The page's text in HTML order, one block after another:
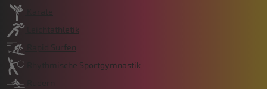
Leichtathletik
Rapid Surfen
Rhythmische Sportgymnastik
Rudern